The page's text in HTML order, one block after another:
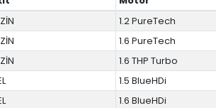
1.2 PureTech
1.6 PureTech
1.6 THP Turbo
1.5 BlueHDi
1.6 BlueHDi